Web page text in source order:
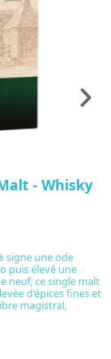
- Whisky
signe une ode
puis élevé une
neuf, ce single malt
d'épices fines et
magistral,